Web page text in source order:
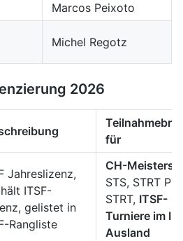
Marcos Peixoto
Michel Regotz
2026
für
Jahreslizenz,
ITSF-
gelistet in
Rangliste
CH-
STS, STRT
STRT, ITSF-
Turniere im
Ausland